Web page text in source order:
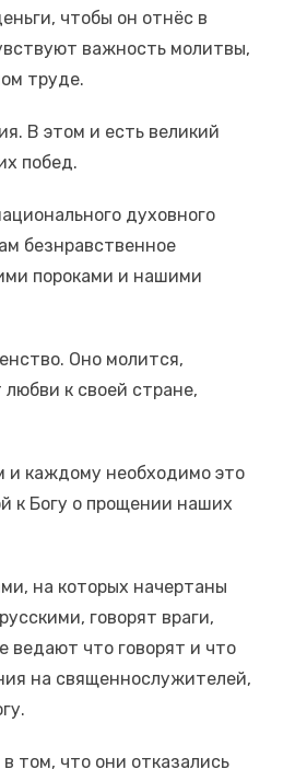
чтобы он отнёс в
важность молитвы,
труде.
В этом и есть великий
побед.
духовного
безнравственное
пороками и нашими
Оно молится,
к своей стране,
и каждому необходимо это
к Богу о прощении наших
на которых начертаны
говорят враги,
ведают что говорят и что
на священнослужителей,
том, что они отказались